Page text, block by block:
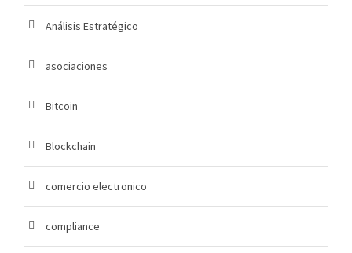
Análisis Estratégico
asociaciones
Bitcoin
Blockchain
comercio electronico
compliance